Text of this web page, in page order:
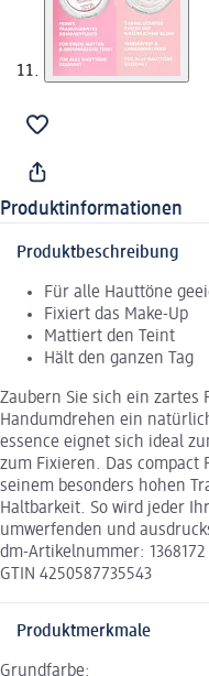
Produktinformationen
Produktbeschreibung
Für alle Hauttöne
Fixiert das Make-Up
Mattiert den Teint
Hält den ganzen Tag
Zaubern Sie sich ein zartes
Handumdrehen ein
essence eignet sich ideal
zum Fixieren. Das
seinem besonders hohen
Haltbarkeit. So wird jeder
umwerfenden und
dm-Artikelnummer: 1368172
GTIN 4250587735543
Produktmerkmale
Grundfarbe: